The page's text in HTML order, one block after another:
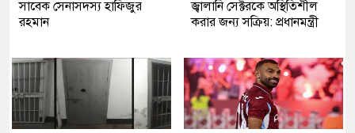
সাবেক সেনাসদস্য হাফিজুর
রহমান
জ্বালানি সেক্টরকে অস্থিতিশীল
করার জন্য সক্রিয়: প্রধানমন্ত্রী